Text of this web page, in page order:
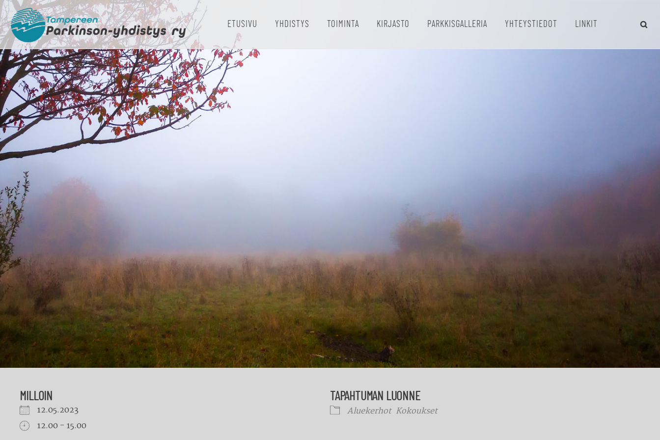
ETUSIVU YHDISTYS TOIMINTA KIRJASTO PARKKISGALLERIA YHTEYSTIEDOT LINKIT
MILLOIN
12.05.2023
12.00 - 15.00
TAPAHTUMAN LUONNE
Aluekerhot Kokoukset